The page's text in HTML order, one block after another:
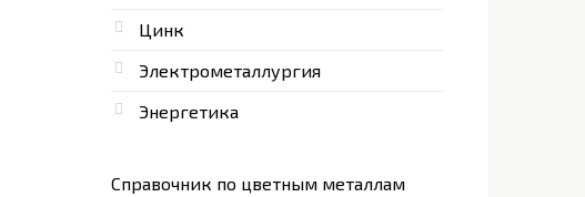
Цинк
Электрометаллургия
Энергетика
Справочник по цветным металлам